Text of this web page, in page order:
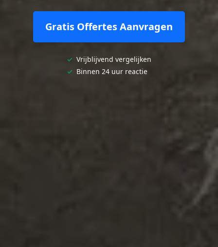
Gratis Offertes Aanvragen
✓ Vrijblijvend vergelijken
✓ Binnen 24 uur reactie